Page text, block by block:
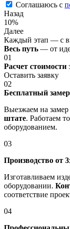
Соглашаюсь с
Назад
10%
Далее
Каждый этап — с
Весь путь — от
01
Расчет стоимости
Оставить заявку
02
Бесплатный
Выезжаем на замер
штате. Работаем
оборудованием.
03
Производство от
Изготавливаем
оборудовании.
соответствие
04